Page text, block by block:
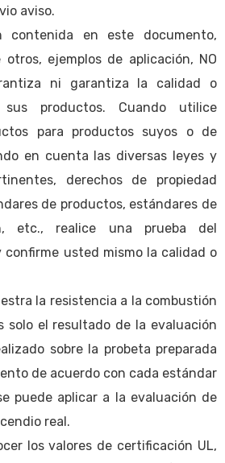
aviso.
contenida en este documento,
ejemplos de aplicación, NO
ni garantiza la calidad o
productos. Cuando utilice
para productos suyos o de
en cuenta las diversas leyes y
derechos de propiedad
de productos, estándares de
etc., realice una prueba del
usted mismo la calidad o
la resistencia a la combustión
solo el resultado de la evaluación
sobre la probeta preparada
de acuerdo con cada estándar
puede aplicar a la evaluación de
real.
los valores de certificación UL,